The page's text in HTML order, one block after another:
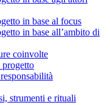
in base al focus
in base all’ambito di
coinvolte
strumenti e rituali